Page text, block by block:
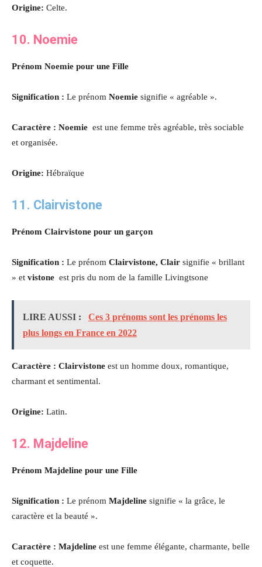
Origine: Celte.
10. Noemie
Prénom Noemie pour une Fille
Signification : Le prénom Noemie signifie « agréable ».
Caractère : Noemie est une femme très agréable, très sociable
et organisée.
Origine: Hébraïque
11. Clairvistone
Prénom Clairvistone pour un garçon
Signification : Le prénom Clairvistone, Clair signifie « brillant
» et vistone est pris du nom de la famille Livingtsone
LIRE AUSSI :
Ces 3 prénoms sont les prénoms les
plus longs en France en 2022
Caractère : Clairvistone est un homme doux, romantique,
charmant et sentimental.
Origine: Latin.
12. Majdeline
Prénom Majdeline pour une Fille
Signification : Le prénom Majdeline signifie « la grâce, le
caractère et la beauté ».
Caractère : Majdeline est une femme élégante, charmante, belle
et coquette.